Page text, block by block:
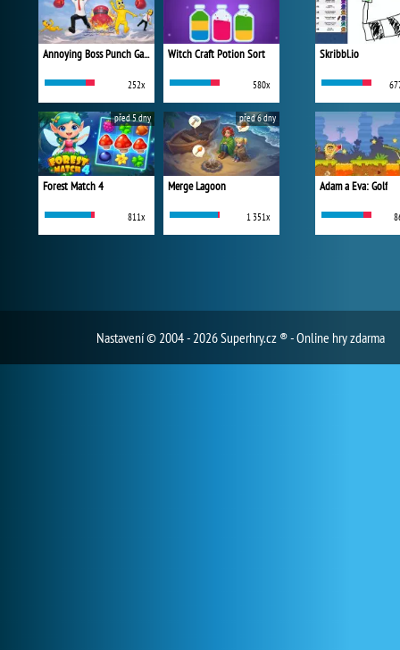
Annoying Boss Punch Game
252x
Witch Craft Potion Sort
580x
Forest Match 4
811x
před 5 dny
Merge Lagoon
1 351x
před 6 dny
Skribbl.io
Adam a Eva: Golf
Nastavení© 2004 - 2026 Superhry.cz ® - Online hry zdarma